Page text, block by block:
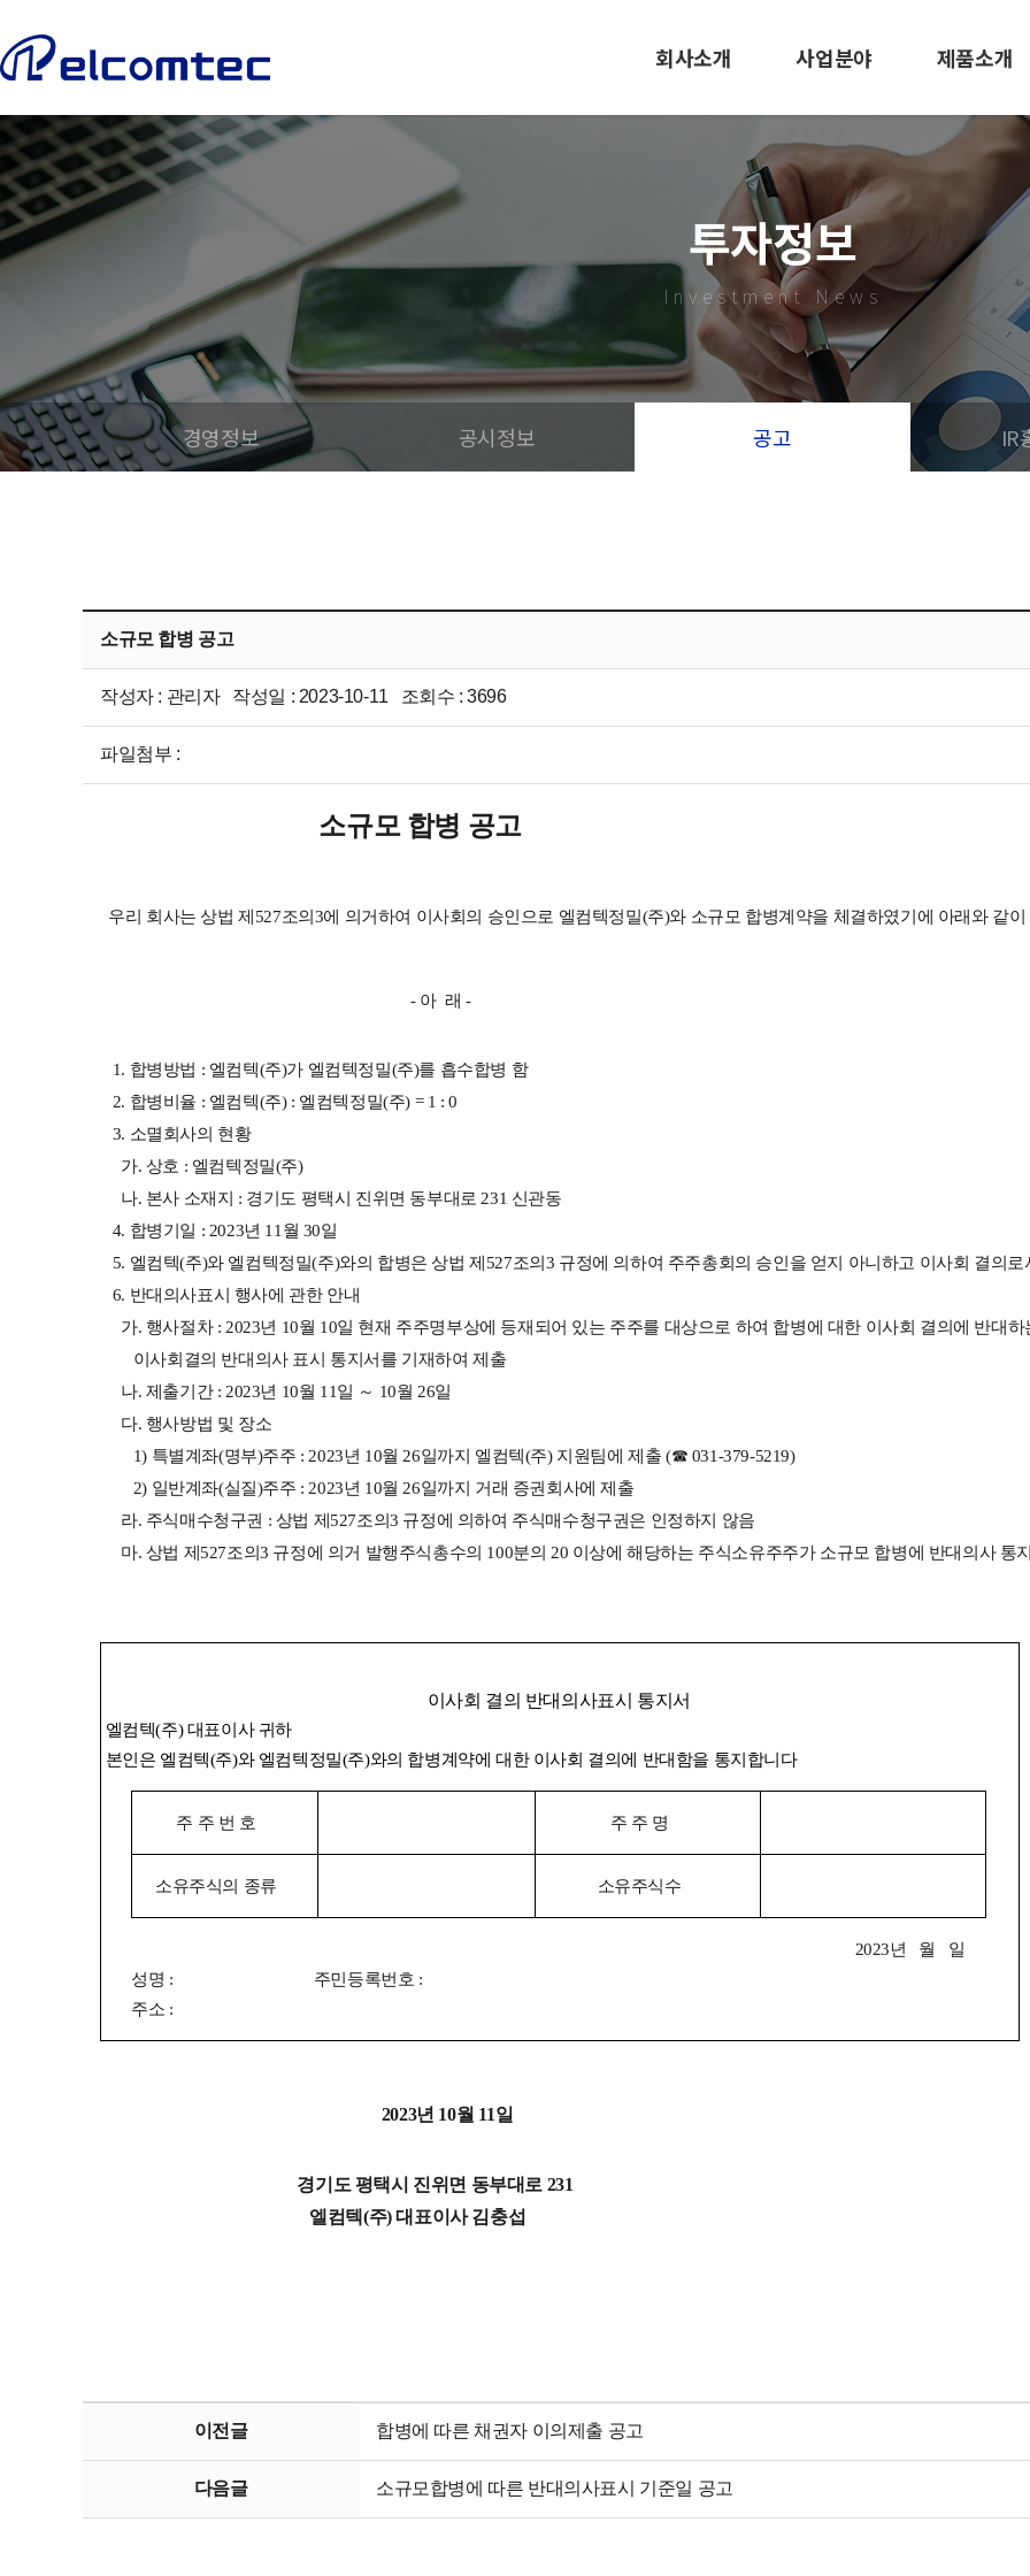
엘
컴
텍
회사소개
사훈 및 미션
회사연혁
조직도
특허 및 인증서
오시는길
사업분야
EMS사업
사출/금형
LED 조명
제품소개
LED 조명
바닥신호등
사출/금형
도로표지병
Investment News
투자정보
경영정보 공시정보 공고 IR
소규모 합병 공고
작성자 : 관리자 작성일 : 2023-10-11 조회수 : 3696
파일첨부 :
소규모 합병 공고
우리 회사는 상법 제527조의3에 의거하여 이사회의 승인으로 엘컴텍정밀(주)와 소규모 합병계약을 체결하였기에 아래와 같
- 아 래 -
1. 합병방법 : 엘컴텍(주)가 엘컴텍정밀(주)를 흡수합병 함
2. 합병비율 : 엘컴텍(주) : 엘컴텍정밀(주) = 1 : 0
3. 소멸회사의 현황
가. 상호 : 엘컴텍정밀(주)
나. 본사 소재지 : 경기도 평택시 진위면 동부대로 231 신관동
4. 합병기일 : 2023년 11월 30일
5. 엘컴텍(주)와 엘컴텍정밀(주)와의 합병은 상법 제527조의3 규정에 의하여 주주총회의 승인을 얻지 아니하고 이사회 결의로
6. 반대의사표시 행사에 관한 안내
가. 행사절차 : 2023년 10월 10일 현재 주주명부상에 등재되어 있는 주주를 대상으로 하여 합병에 대한 이사회 결의에 반대하
이사회결의 반대의사 표시 통지서를 기재하여 제출
나. 제출기간 : 2023년 10월 11일 ～ 10월 26일
다. 행사방법 및 장소
1) 특별계좌(명부)주주 : 2023년 10월 26일까지 엘컴텍(주) 지원팀에 제출 (☎ 031-379-5219)
2) 일반계좌(실질)주주 : 2023년 10월 26일까지 거래 증권회사에 제출
라. 주식매수청구권 : 상법 제527조의3 규정에 의하여 주식매수청구권은 인정하지 않음
마. 상법 제527조의3 규정에 의거 발행주식총수의 100분의 20 이상에 해당하는 주식소유주주가 소규모 합병에 반대의사 통
이사회 결의 반대의사표시 통지서
엘컴텍(주) 대표이사 귀하
본인은 엘컴텍(주)와 엘컴텍정밀(주)와의 합병계약에 대한 이사회 결의에 반대함을 통지합니다
주 주 번 호 주 주 명
소유주식의 종류 소유주식수
2023년 월 일
성명 : 주민등록번호 :
주소 :
2023년 10월 11일
경기도 평택시 진위면 동부대로 231
엘컴텍(주)대표이사 김충섭
이전글 합병에 따른 채권자 이의제출 공고
다음글 소규모합병에 따른 반대의사표시 기준일 공고